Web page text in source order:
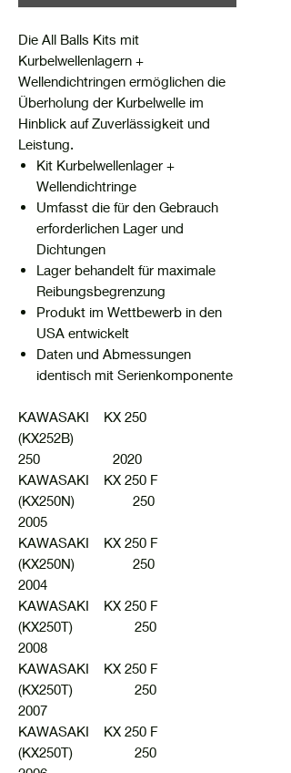
Die All Balls Kits mit
Kurbelwellenlagern +
Wellendichtringen ermöglichen die
Überholung der Kurbelwelle im
Hinblick auf Zuverlässigkeit und
Leistung.
Kit Kurbelwellenlager +
Wellendichtringe
Umfasst die für den Gebrauch
erforderlichen Lager und
Dichtungen
Lager behandelt für maximale
Reibungsbegrenzung
Produkt im Wettbewerb in den
USA entwickelt
Daten und Abmessungen
identisch mit Serienkomponente
KAWASAKI KX 250
(KX252B)
250 2020
KAWASAKI KX 250 F
(KX250N) 250
2005
KAWASAKI KX 250 F
(KX250N) 250
2004
KAWASAKI KX 250 F
(KX250T) 250
2008
KAWASAKI KX 250 F
(KX250T) 250
2007
KAWASAKI KX 250 F
(KX250T) 250